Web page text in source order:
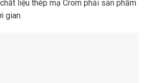
liệu thép mạ Crom phải sản phẩm
gian.